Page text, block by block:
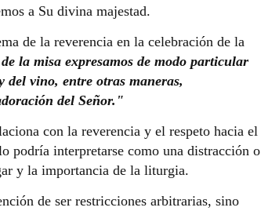
a Su divina majestad.
de la reverencia en la celebración de la
la misa expresamos de modo particular
del vino, entre otras maneras,
del Señor."
con la reverencia y el respeto hacia el
podría interpretarse como una distracción o
y la importancia de la liturgia.
de ser restricciones arbitrarias, sino